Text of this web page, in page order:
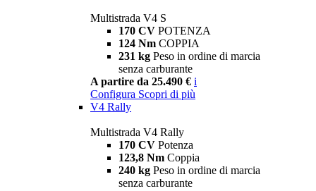
Multistrada V4 S
170 CV POTENZA
124 Nm COPPIA
231 kg Peso in ordine di marcia
senza carburante
A partire da 25.490 € i
Configura Scopri di più
V4 Rally
Multistrada V4 Rally
170 CV Potenza
123,8 Nm Coppia
240 kg Peso in ordine di marcia
senza carburante